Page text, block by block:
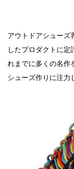
040 go
036
035
034
032 Abu
030
029
028
027
アウトドアシューズ
したプロダクトに定
れまでに多くの名作
シューズ作りに注力